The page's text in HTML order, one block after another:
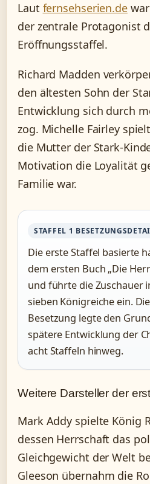
Laut fernsehserien.dewar
der zentrale Protagonist
Eröffnungsstaffel.
Richard Madden
den ältesten Sohn der
Entwicklung sich durch
zog. Michelle Fairley
die Mutter der Stark-
Motivation die Loyalität
Familie war.
STAFFEL 1
Die erste Staffel basierte
dem ersten Buch „Die
und führte die Zuschauer
sieben Königreiche ein.
Besetzung legte den
spätere Entwicklung der
acht Staffeln hinweg.
Weitere Darsteller der
Mark Addy spielte König
dessen Herrschaft das
Gleichgewicht der Welt
Gleeson übernahm die